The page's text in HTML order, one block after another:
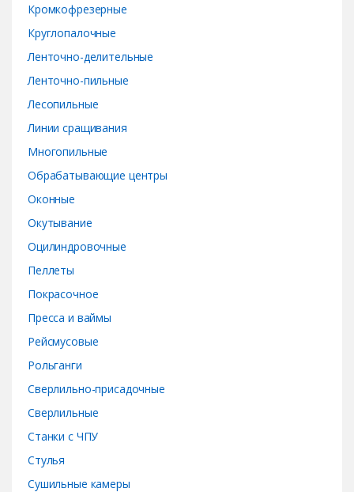
Кромкофрезерные
Круглопалочные
Ленточно-делительные
Ленточно-пильные
Лесопильные
Линии сращивания
Многопильные
Обрабатывающие центры
Оконные
Окутывание
Оцилиндровочные
Пеллеты
Покрасочное
Пресса и ваймы
Рейсмусовые
Рольганги
Сверлильно-присадочные
Сверлильные
Станки с ЧПУ
Стулья
Сушильные камеры